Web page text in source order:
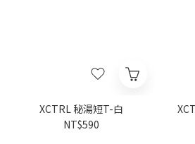
XCTRL 秘湯短T-白
NT$590